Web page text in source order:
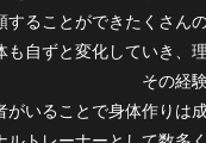
することができたくさん
も自ずと変化していき、
その経
がいることで身体作りは